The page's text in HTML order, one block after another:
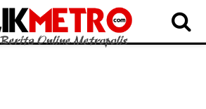
DAIRI SAMOSIR TAPUT BATUBARA DELISERDANG